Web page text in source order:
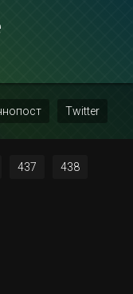
Twitter
437 438